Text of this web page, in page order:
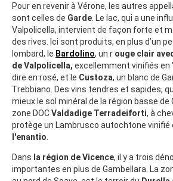
Pour en revenir à Vérone, les autres
sont celles de Garde . Le lac, qui a une
Valpolicella, intervient de façon forte et
des rives. Ici sont produits, en plus d’un
lombard, le Bardolino, un r ouge clair
de Valpolicella, excellemment vinifiés en
dire en rosé, et le Custoza, un blanc de
Trebbiano. Des vins tendres et sapides,
mieux le sol minéral de la région basse de
zone DOCValdadige Terradeiforti, à
protège un Lambrusco autochtone vinifié
l'enantio
Dans la région de Vicence, il y a trois
importantes en plus de Gambellara. La